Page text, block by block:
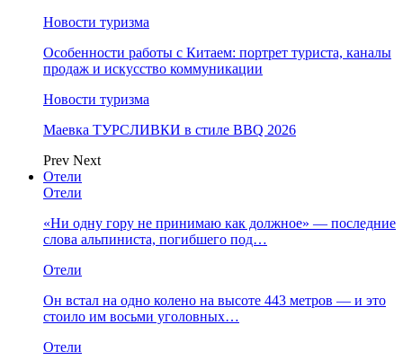
Новости туризма
Особенности работы с Китаем: портрет туриста, каналы
продаж и искусство коммуникации
Новости туризма
Маевка ТУРСЛИВКИ в стиле BBQ 2026
Prev Next
Отели
Отели
«Ни одну гору не принимаю как должное» — последние
слова альпиниста, погибшего под…
Отели
Он встал на одно колено на высоте 443 метров — и это
стоило им восьми уголовных…
Отели